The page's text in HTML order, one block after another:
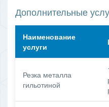
Дополнительные
Наименование
услуги
Резка металла
гильотиной